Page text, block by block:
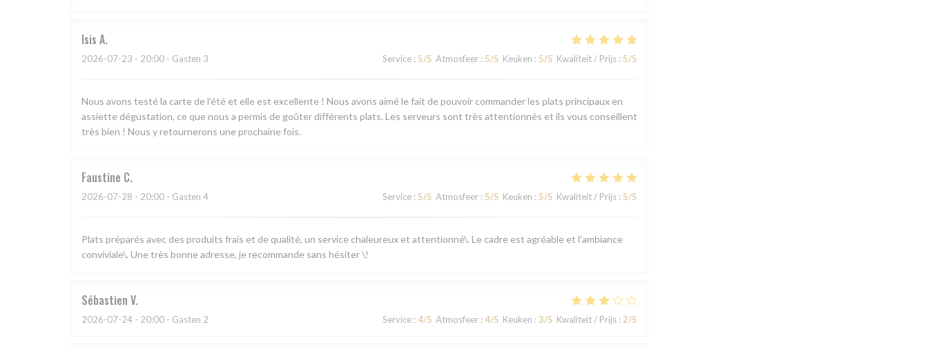
Isis A
2026-07-23 - 20:00 - Gasten 3 Service : 5/5 Atmosfeer : 5/5 Keuken : 5/5 Kwaliteit / Prijs : 5/5
Nous avons testé la carte de l'été et elle est excellente ! Nous avons aimé le fait de pouvoir commander les plats principaux en
assiette dégustation, ce que nous a permis de goûter différents plats. Les serveurs sont très attentionnés et ils vous conseillent
très bien ! Nous y retournerons une prochaine fois.
Faustine C
2026-07-28 - 20:00 - Gasten 4 Service : 5/5 Atmosfeer : 5/5 Keuken : 5/5 Kwaliteit / Prijs : 5/5
Plats préparés avec des produits frais et de qualité, un service chaleureux et attentionné\. Le cadre est agréable et l’ambiance
conviviale\. Une très bonne adresse, je recommande sans hésiter \!
Sébastien V
2026-07-24 - 20:00 - Gasten 2 Service : 4/5 Atmosfeer : 4/5 Keuken : 3/5 Kwaliteit / Prijs : 2/5